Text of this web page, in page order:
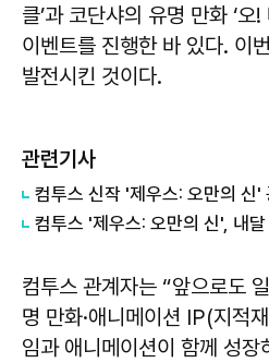
클’과 코단샤의 유명 만화 ‘오
이벤트를 진행한 바 있다. 이
발전시킨 것이다.
관련기사
컴투스 관계자는 “앞으로도
명 만화·애니메이션 IP(지적
임과 애니메이션이 함께 성장